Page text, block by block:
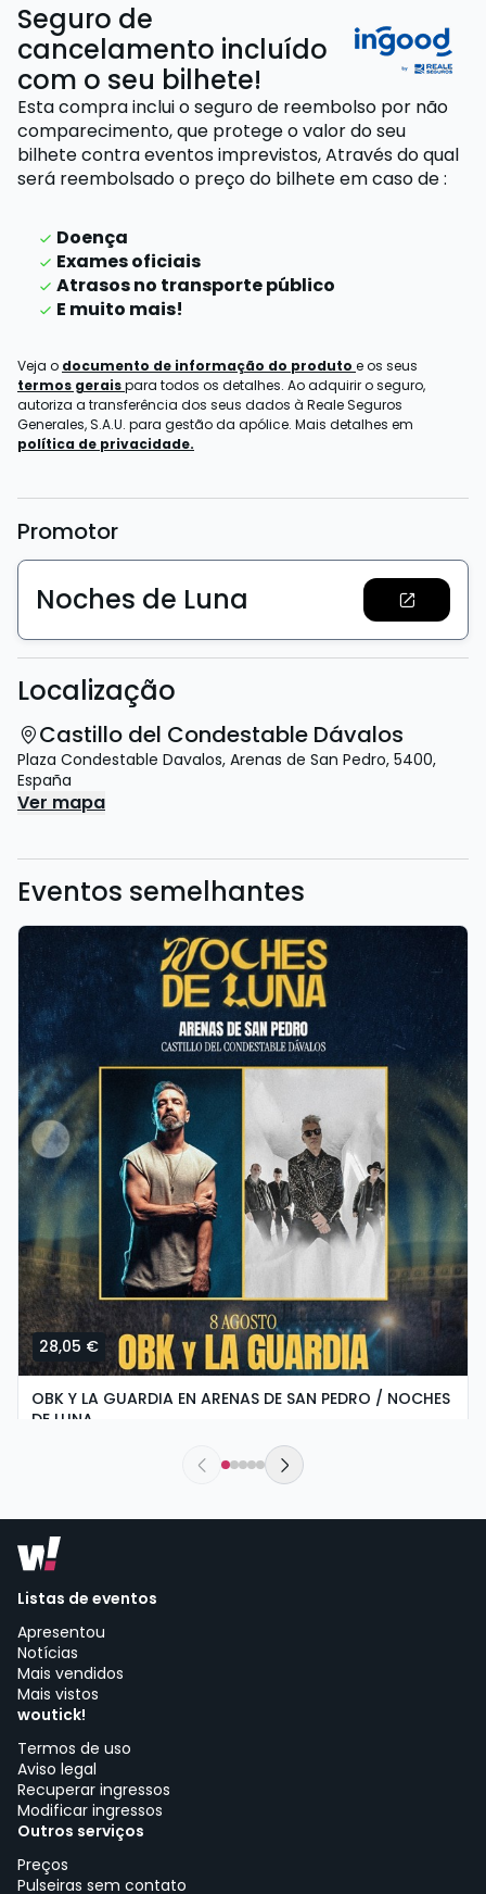
Seguro de
cancelamento incluído
com o seu bilhete!
Esta compra inclui o seguro de reembolso por não
comparecimento, que protege o valor do seu
bilhete contra eventos imprevistos,Através do qual
será reembolsado o preço do bilheteem caso de:
Doença
Exames oficiais
Atrasos no transporte público
E muito mais!
Veja o documento de informação do produto e os seus
termos geraispara todos os detalhes. Ao adquirir o seguro,
autoriza a transferência dos seus dados à Reale Seguros
Generales, S.A.U. para gestão da apólice. Mais detalhes em
política de privacidade.
Promotor
Noches de Luna
Localização
Castillo del Condestable Dávalos
Plaza Condestable Davalos, Arenas de San Pedro, 5400,
España
Ver mapa
Eventos semelhantes
28,05 €
OBK Y LA GUARDIA EN ARENAS DE SAN PEDRO / NOCHES
DE LUNA
Castillo del Condestable Dávalos | Arenas de San Pedro
Listas de eventos
Apresentou
Notícias
Mais vendidos
Mais vistos
woutick!
Termos de uso
Aviso legal
Recuperar ingressos
Modificar ingressos
Outros serviços
Preços
Pulseiras sem contato